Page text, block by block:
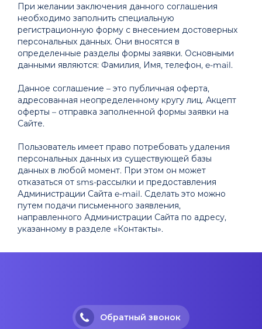
При желании заключения данного соглашения
необходимо заполнить специальную
регистрационную форму с внесением достоверных
персональных данных. Они вносятся в
определенные разделы формы заявки. Основными
данными являются: Фамилия, Имя, телефон, e-mail.
Данное соглашение – это публичная оферта,
адресованная неопределенному кругу лиц. Акцепт
оферты – отправка заполненной формы заявки на
Сайте.
Пользователь имеет право потребовать удаления
персональных данных из существующей базы
данных в любой момент. При этом он может
отказаться от sms-рассылки и предоставления
Администрации Сайта e-mail. Сделать это можно
путем подачи письменного заявления,
направленного Администрации Сайта по адресу,
указанному в разделе «Контакты».
Обратный звонок